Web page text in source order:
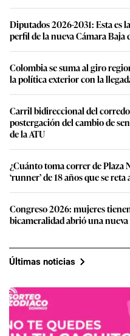
Diputados 2026-2031: Esta es
perfil de la nueva Cámara Baja
Colombia se suma al giro
la política exterior con la
Carril bidireccional del
postergación del cambio de
de la ATU
¿Cuánto toma correr de Plaza
‘runner’ de 18 años que se
Congreso 2026: mujeres
bicameralidad abrió una
Últimas noticias